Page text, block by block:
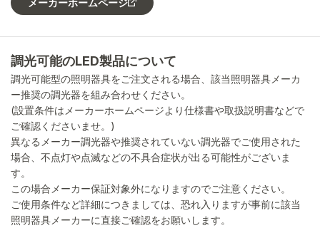
メーカーホームページ
調光可能のLED製品について
調光可能型の照明器具をご注文される場合、該当照明器具メーカ
ー推奨の調光器を組み合わせください。
(設置条件はメーカーホームページより仕様書や取扱説明書などで
ご確認くださいませ。)
異なるメーカー調光器や推奨されていない調光器でご使用された
場合、不点灯や点滅などの不具合症状が出る可能性がございま
す。
この場合メーカー保証対象外になりますのでご注意ください。
ご使用条件など詳細につきましては、恐れ入りますが事前に該当
照明器具メーカーに直接ご確認をお願いします。